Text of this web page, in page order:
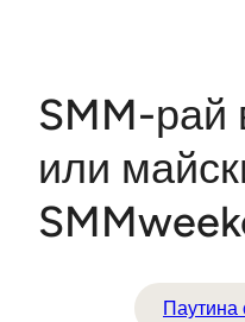
SMM-рай
или
Паутина